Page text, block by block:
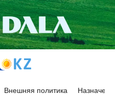
Внешняя политика